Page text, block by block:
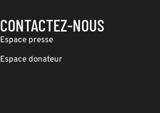
CONTACTEZ-NOUS
Espace presse
Espace donateur